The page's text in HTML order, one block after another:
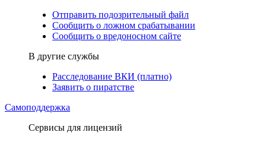
Отправить подозрительный файл
Сообщить о ложном срабатывании
Сообщить о вредоносном сайте
В другие службы
Расследование ВКИ (платно)
Заявить о пиратстве
Самоподдержка
Сервисы для лицензий